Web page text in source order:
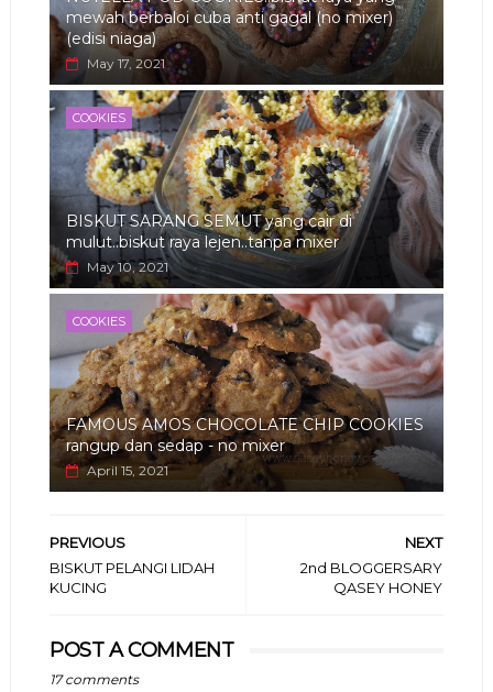
mewah berbaloi cuba anti gagal (no mixer)
(edisi niaga)
May 17, 2021
COOKIES
BISKUT SARANG SEMUT yang cair di
mulut..biskut raya lejen..tanpa mixer
May 10, 2021
COOKIES
FAMOUS AMOS CHOCOLATE CHIP COOKIES
rangup dan sedap - no mixer
April 15, 2021
NEXT
2nd BLOGGERSARY
QASEY HONEY
PREVIOUS
BISKUT PELANGI LIDAH
KUCING
POST A COMMENT
17 comments